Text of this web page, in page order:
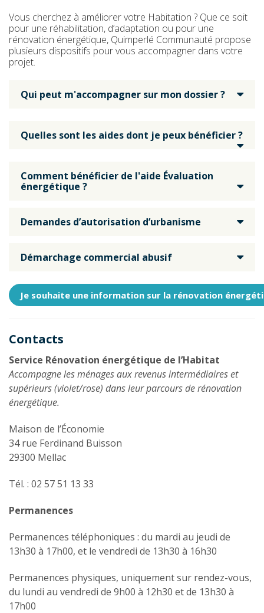
Vous cherchez à améliorer votre Habitation ? Que ce soit
pour une réhabilitation, d’adaptation ou pour une
rénovation énergétique, Quimperlé Communauté propose
plusieurs dispositifs pour vous accompagner dans votre
projet.
Qui peut m'accompagner sur mon dossier ?
Quelles sont les aides dont je peux bénéficier ?
Comment bénéficier de l'aide Évaluation
énergétique ?
Demandes d’autorisation d’urbanisme
Démarchage commercial abusif
Je souhaite une information sur la rénovation
Contacts
Service Rénovation énergétique de l’Habitat
Accompagne les ménages aux revenus intermédiaires et
supérieurs (violet/rose) dans leur parcours de rénovation
énergétique.
Maison de l’Économie
34 rue Ferdinand Buisson
29300 Mellac
Tél. : 02 57 51 13 33
Permanences
Permanences téléphoniques : du mardi au jeudi de
13h30 à 17h00, et le vendredi de 13h30 à 16h30
Permanences physiques, uniquement sur rendez-vous,
du lundi au vendredi de 9h00 à 12h30 et de 13h30 à
17h00